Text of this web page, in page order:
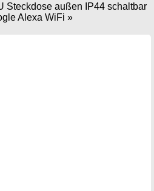
Steckdose außen IP44 schaltbar
Alexa WiFi »